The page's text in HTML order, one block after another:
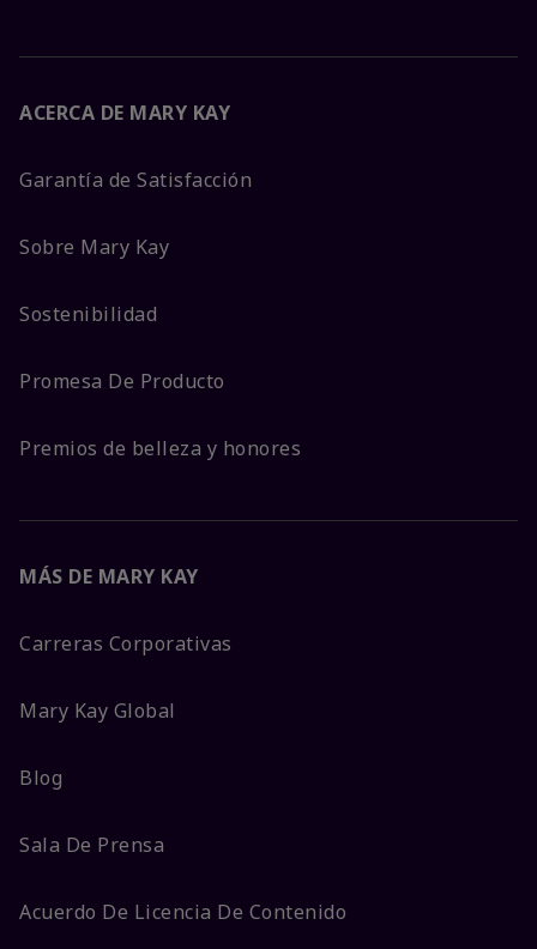
ACERCA DE MARY KAY
Garantía de Satisfacción
Sobre Mary Kay
Sostenibilidad
Promesa De Producto
Premios de belleza y honores
MÁS DE MARY KAY
Carreras Corporativas
Mary Kay Global
Blog
Sala De Prensa
Acuerdo De Licencia De Contenido